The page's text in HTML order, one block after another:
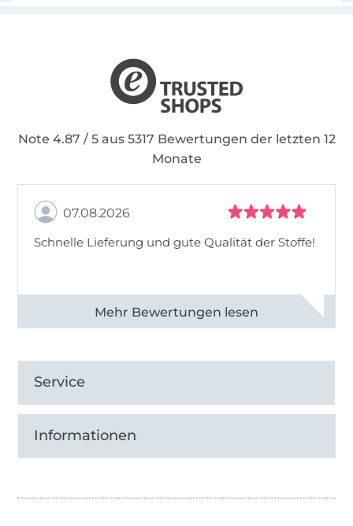
Note 4.87 / 5 aus 5317 Bewertungen der letzten 12
Monate
07.08.2026
Schnelle Lieferung und gute Qualität der Stoffe!
Alle 82990 Bewertungen ansehen
Service
Informationen